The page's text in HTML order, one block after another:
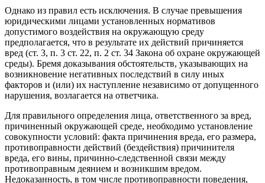
Однако из правил есть исключения. В случае превышения
юридическими лицами установленных нормативов
допустимого воздействия на окружающую среду
предполагается, что в результате их действий причиняется
вред (ст. 3, п. 3 ст. 22, п. 2 ст. 34 Закона об охране окружающей
среды). Бремя доказывания обстоятельств, указывающих на
возникновение негативных последствий в силу иных
факторов и (или) их наступление независимо от допущенного
нарушения, возлагается на ответчика.
Для правильного определения лица, ответственного за вред,
причиненный окружающей среде, необходимо установление
совокупности условий: факта причинения вреда, его размера,
противоправности действий (бездействия) причинителя
вреда, его вины, причинно-следственной связи между
противоправным деянием и возникшим вредом.
Недоказанность, в том числе противоправности поведения,